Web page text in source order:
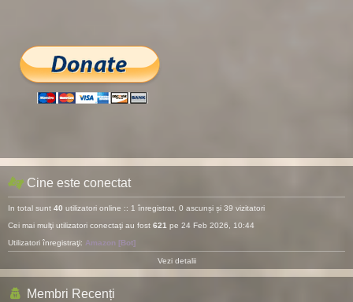
Cine este conectat
In total sunt 40 utilizatori online :: 1 înregistrat, 0 ascunși și 39 vizitatori
Cei mai mulţi utilizatori conectaţi au fost 621 pe 24 Feb 2026, 10:44
Utilizatori înregistraţi: Amazon [Bot]
Vezi detalii
Membri Recenți